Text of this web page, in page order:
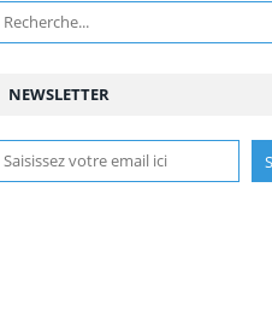
NEWSLETTER